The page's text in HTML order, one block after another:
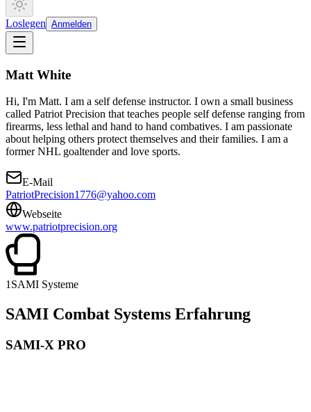
Loslegen Anmelden
Matt White
Hi, I'm Matt. I am a self defense instructor. I own a small business
called Patriot Precision that teaches people self defense ranging from
firearms, less lethal and hand to hand combatives. I am passionate
about helping others protect themselves and their families. I am a
former NHL goaltender and love sports.
E-Mail
PatriotPrecision1776@yahoo.com
Webseite
www.patriotprecision.org
1SAMI Systeme
SAMI Combat Systems Erfahrung
SAMI-X PRO